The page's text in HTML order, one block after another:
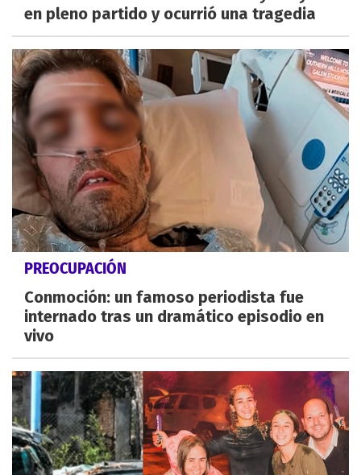
en pleno partido y ocurrió una tragedia
PREOCUPACIÓN
Conmoción: un famoso periodista fue
internado tras un dramático episodio en
vivo